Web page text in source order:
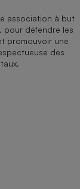
association à but
pour défendre les
promouvoir une
des